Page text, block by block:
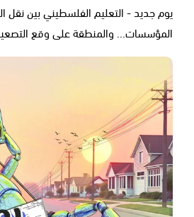
يوم جديد - التعليم الفلسطيني بين نقل
المؤسسات... والمنطقة على وقع التصعيد -